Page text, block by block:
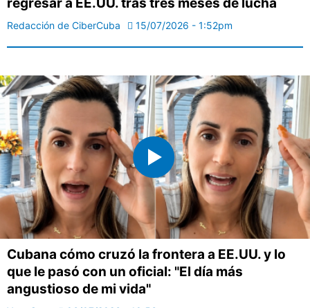
regresar a EE.UU. tras tres meses de lucha
Redacción de CiberCuba 15/07/2026 - 1:52pm
Cubana cómo cruzó la frontera a EE.UU. y lo
que le pasó con un oficial: "El día más
angustioso de mi vida"